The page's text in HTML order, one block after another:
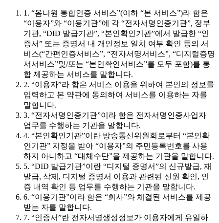
1. “옴니원 통합인증 서비스”(이하 “본 서비스”)라 함은
“이용자”와 “이용기관”에 각 “전자서명인증기관”, 정부
기관, “DID 발급기관”, “본인확인기관”에서 발급한 “인
증서” 또는 증명서 내 개인정보 일치 여부 확인 등의 서
비스(“간편인증서비스”, “전자서명서비스”, “디지털증명
서서비스”및/또는 “본인확인서비스”를 모두 포함)를 통
합 제공하는 서비스를 말합니다.
2. “이용자”라 함은 서비스 이용을 위하여 본인의 정보를
입력하고 본 약관에 동의하여 서비스를 이용하는 자를
말합니다.
3. “전자서명인증기관”이라 함은 전자서명인증사업자
업무를 수행하는 기관을 말합니다.
4. “본인확인기관”이란 방송통신위원회로부터 “본인확
인기관” 지정을 받아 “이용자”의 주민등록번호를 사용
하지 아니하고 “대체수단”을 제공하는 기관을 말합니다.
5. “DID 발급기관”이란 “디지털 증명서”의 신규발급, 재
발급, 삭제, 디지털 증명서 이용과 관련된 신원 확인, 인
증 내역 확인 등 업무를 수행하는 기관을 말합니다.
6. “이용기관”이라 함은 “회사”와 체결된 서비스를 제공
받는 자를 말합니다.
7. “인증서”란 전자서명생성정보가 이용자에게 유일하